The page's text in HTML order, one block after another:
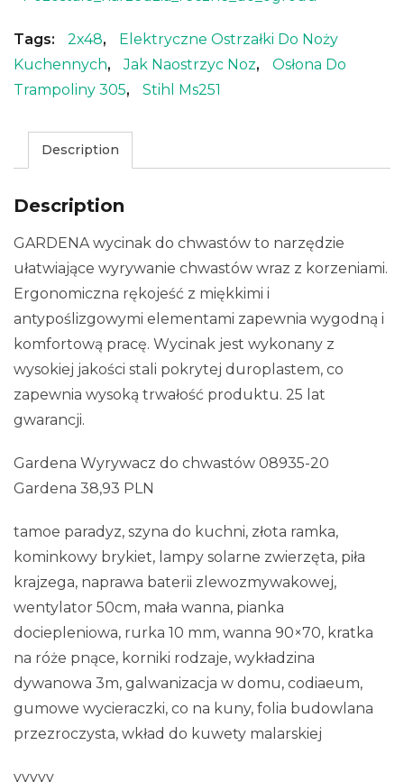
Tags: 2x48,
Elektryczne Ostrzałki Do Noży
Kuchennych, Jak Naostrzyc Noz,
Osłona Do
Trampoliny 305, Stihl Ms251
Description
Description
GARDENA wycinak do chwastów to narzędzie
ułatwiające wyrywanie chwastów wraz z korzeniami.
Ergonomiczna rękojeść z miękkimi i
antypoślizgowymi elementami zapewnia wygodną i
komfortową pracę. Wycinak jest wykonany z
wysokiej jakości stali pokrytej duroplastem, co
zapewnia wysoką trwałość produktu. 25 lat
gwarancji.
Gardena Wyrywacz do chwastów 08935-20
Gardena 38,93 PLN
tamoe paradyz, szyna do kuchni, złota ramka,
kominkowy brykiet, lampy solarne zwierzęta, piła
krajzega, naprawa baterii zlewozmywakowej,
wentylator 50cm, mała wanna, pianka
dociepleniowa, rurka 10 mm, wanna 90×70, kratka
na róże pnące, korniki rodzaje, wykładzina
dywanowa 3m, galwanizacja w domu, codiaeum,
gumowe wycieraczki, co na kuny, folia budowlana
przezroczysta, wkład do kuwety malarskiej
yyyyy